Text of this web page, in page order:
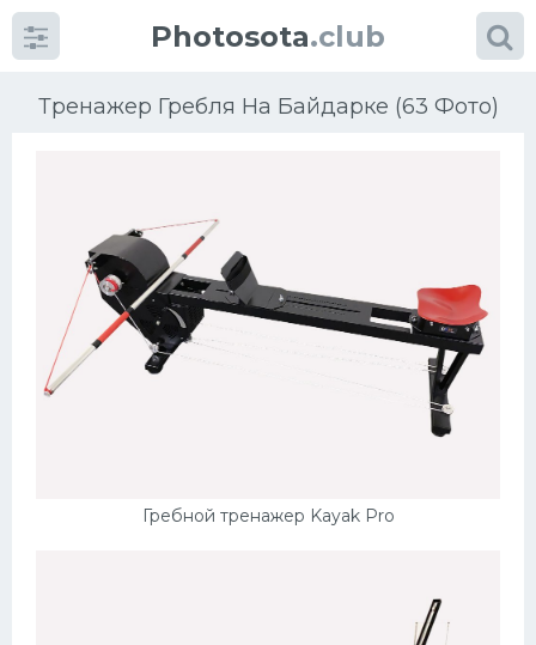
Photosota.club
Тренажер Гребля На Байдарке (63 Фото)
Гребной тренажер Kayak Pro
КатегорииФото
Еще картинки...